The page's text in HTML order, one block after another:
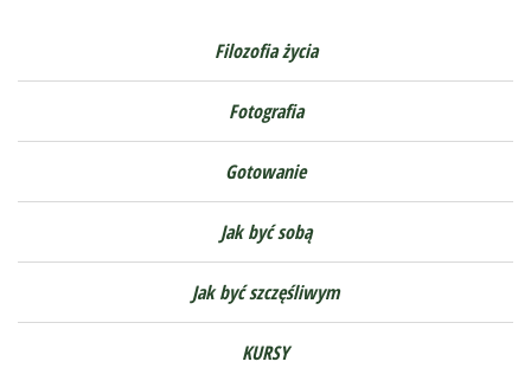
Filozofia życia
Fotografia
Gotowanie
Jak być sobą
Jak być szczęśliwym
KURSY